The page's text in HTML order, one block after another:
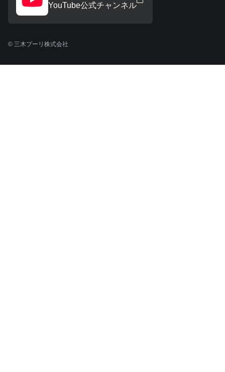
YouTube公式チャンネル
© 三木プーリ株式会社